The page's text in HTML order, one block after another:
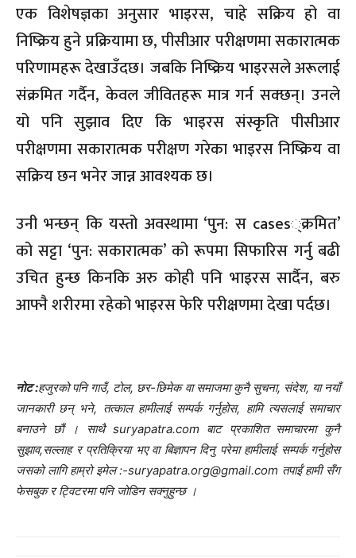
एक विशेषज्ञका अनुसार भाइरस, चाहे सक्रिय हो वा
निष्क्रिय हुने प्रक्रियामा छ, पीसीआर परीक्षणमा सकारात्मक
परिणामहरू देखाउँदछ। जबकि निष्क्रिय भाइरसले अरूलाई
संक्रमित गर्दैन, केवल जीवितहरू मात्र गर्न सक्छन्। उनले
यो पनि सुझाव दिए कि भाइरस संस्कृति पीसीआर
परीक्षणमा सकारात्मक परीक्षण गरेका भाइरस निष्क्रिय वा
सक्रिय छन भनेर जान्न आवश्यक छ।
उनी भन्छन् कि यस्तो अवस्थामा ‘पुन: स cases्क्रमित’
को सट्टा ‘पुन: सकारात्मक’ को रूपमा सिफारिस गर्नु बढी
उचित हुन्छ किनकि अरु कोही पनि भाइरस सार्दैन, बरु
आफ्नै शरीरमा रहेको भाइरस फेरि परीक्षणमा देखा पर्दछ।
नोट :हजुरको पनि गाउँ, टोल, छर-छिमेक वा समाजमा कुनै सुचना, संदेश, या नयाँ
जानकारी छन् भने, तत्काल हामीलाई सम्पर्क गर्नुहोस, हामि त्यसलाई समाचार
बनाउने छौं । साथै suryapatra.com बाट प्रकाशित समाचारमा कुनै
सुझाव,सल्लाह र प्रतिक्रिया भए वा बिज्ञापन दिनु परेमा हामीलाई सम्पर्क गर्नुहोस
जसको लागि हाम्रो इमेल :-suryapatra.org@gmail.com तपाईं हामी सँग
फेसबुक र ट्विटरमा पनि जोडिन सक्नुहुन्छ ।